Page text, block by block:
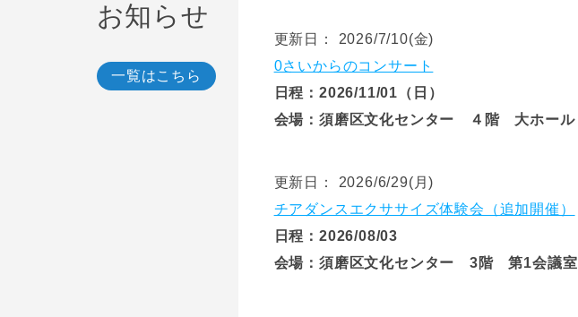
お知らせ
一覧はこちら
更新日： 2026/7/10(金)
0さいからのコンサート
日程：2026/11/01（日）
会場：須磨区文化センター ４階 大ホール
更新日： 2026/6/29(月)
チアダンスエクササイズ体験会（追加開催）
日程：2026/08/03
会場：須磨区文化センター 3階 第1会議室